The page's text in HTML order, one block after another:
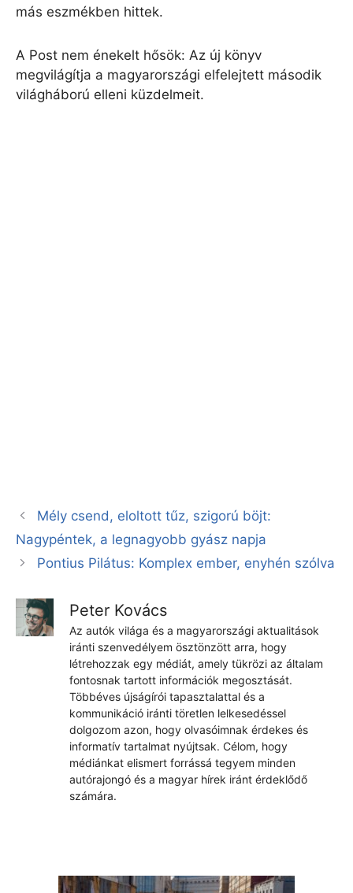
más eszmékben hittek.
A Post nem énekelt hősök: Az új könyv
megvilágítja a magyarországi elfelejtett második
világháború elleni küzdelmeit.
Mély csend, eloltott tűz, szigorú böjt:
Nagypéntek, a legnagyobb gyász napja
Pontius Pilátus: Komplex ember, enyhén szólva
Peter Kovács
Az autók világa és a magyarországi aktualitások
iránti szenvedélyem ösztönzött arra, hogy
létrehozzak egy médiát, amely tükrözi az általam
fontosnak tartott információk megosztását.
Többéves újságírói tapasztalattal és a
kommunikáció iránti töretlen lelkesedéssel
dolgozom azon, hogy olvasóimnak érdekes és
informatív tartalmat nyújtsak. Célom, hogy
médiánkat elismert forrássá tegyem minden
autórajongó és a magyar hírek iránt érdeklődő
számára.